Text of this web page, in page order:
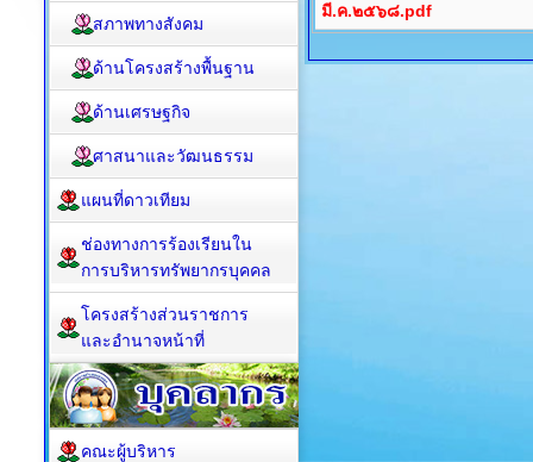
มี.ค.๒๕๖๘.pdf
สภาพทางสังคม
ด้านโครงสร้างพื้นฐาน
ด้านเศรษฐกิจ
ศาสนาและวัฒนธรรม
แผนที่ดาวเทียม
ช่องทางการร้องเรียนใน
การบริหารทรัพยากรบุคคล
โครงสร้างส่วนราชการ
และอำนาจหน้าที่
คณะผู้บริหาร